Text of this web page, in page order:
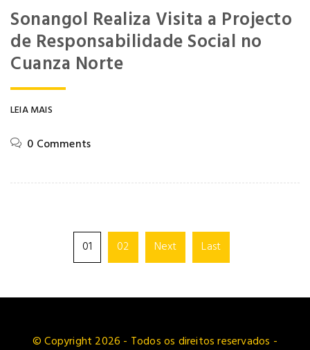
Sonangol Realiza Visita a Projecto
de Responsabilidade Social no
Cuanza Norte
LEIA MAIS
0 Comments
01 02 Next Last
© Copyright 2026 - Todos os direitos reservados -